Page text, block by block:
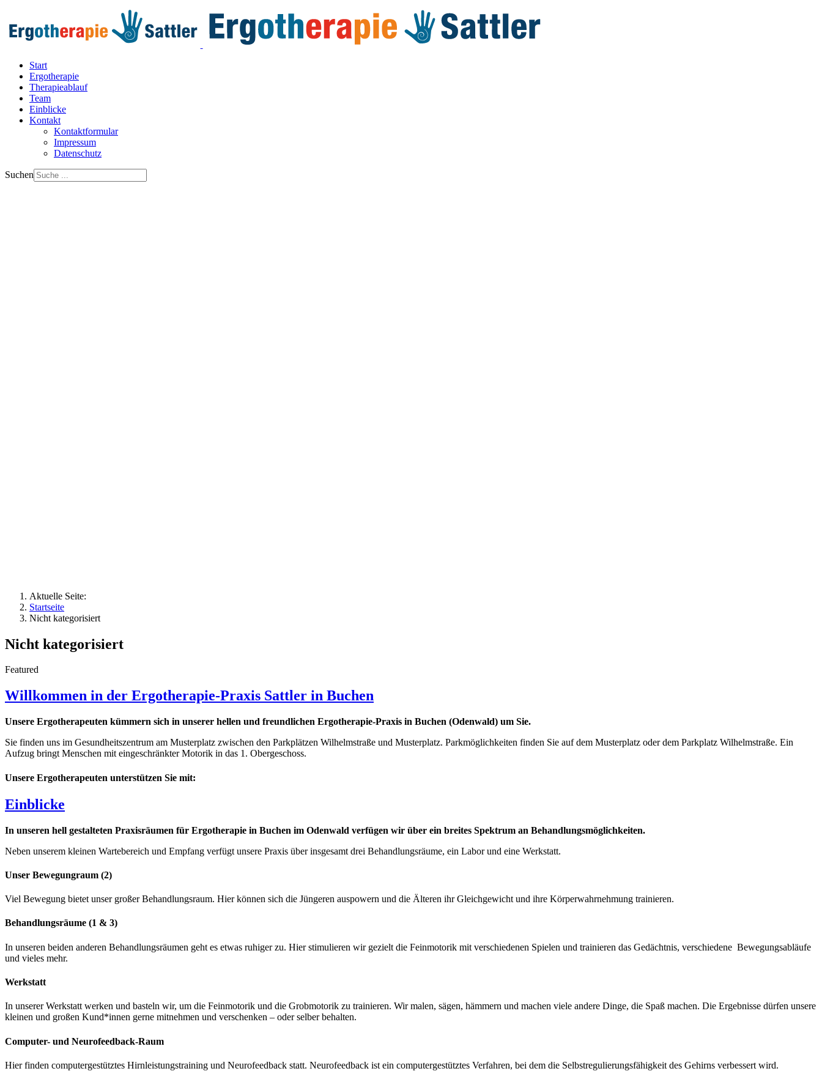
Start
Ergotherapie
Therapieablauf
Team
Einblicke
Kontakt
Kontaktformular
Impressum
Datenschutz
Suchen
Aktuelle Seite:
Startseite
Nicht kategorisiert
Nicht kategorisiert
Featured
Willkommen in der Ergotherapie-Praxis Sattler in Buchen
Unsere Ergotherapeuten kümmern sich in unserer hellen und freundlichen Ergotherapie-Praxis in Buchen (Odenwald) um Sie.
Sie finden uns im Gesundheitszentrum am Musterplatz zwischen den Parkplätzen Wilhelmstraße und Musterplatz. Parkmöglichkeiten finden Sie auf dem Musterplatz oder dem Parkplatz Wilhelmstraße. Ein
Aufzug bringt Menschen mit eingeschränkter Motorik in das 1. Obergeschoss.
Unsere Ergotherapeuten unterstützen Sie mit:
Einblicke
In unseren hell gestalteten Praxisräumen für Ergotherapie in Buchen im Odenwald verfügen wir über ein breites Spektrum an Behandlungsmöglichkeiten.
Neben unserem kleinen Wartebereich und Empfang verfügt unsere Praxis über insgesamt drei Behandlungsräume, ein Labor und eine Werkstatt.
Unser Bewegungraum (2)
Viel Bewegung bietet unser großer Behandlungsraum. Hier können sich die Jüngeren auspowern und die Älteren ihr Gleichgewicht und ihre Körperwahrnehmung trainieren.
Behandlungsräume (1 & 3)
In unseren beiden anderen Behandlungsräumen geht es etwas ruhiger zu. Hier stimulieren wir gezielt die Feinmotorik mit verschiedenen Spielen und trainieren das Gedächtnis, verschiedene Bewegungsabläufe
und vieles mehr.
Werkstatt
In unserer Werkstatt werken und basteln wir, um die Feinmotorik und die Grobmotorik zu trainieren. Wir malen, sägen, hämmern und machen viele andere Dinge, die Spaß machen. Die Ergebnisse dürfen unsere
kleinen und großen Kund*innen gerne mitnehmen und verschenken – oder selber behalten.
Computer- und Neurofeedback-Raum
Hier finden computergestütztes Hirnleistungstraining und Neurofeedback statt. Neurofeedback ist ein computergestütztes Verfahren, bei dem die Selbstregulierungsfähigkeit des Gehirns verbessert wird.